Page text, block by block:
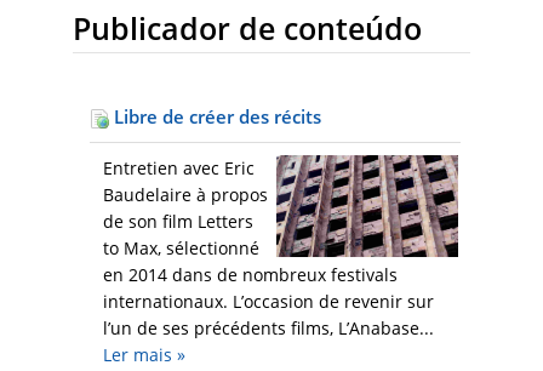
Publicador de conteúdo
Libre de créer des récits
Entretien avec Eric
Baudelaire à propos
de son film Letters
to Max, sélectionné
en 2014 dans de nombreux festivals
internationaux. L’occasion de revenir sur
l’un de ses précédents films, L’Anabase...
Ler mais »